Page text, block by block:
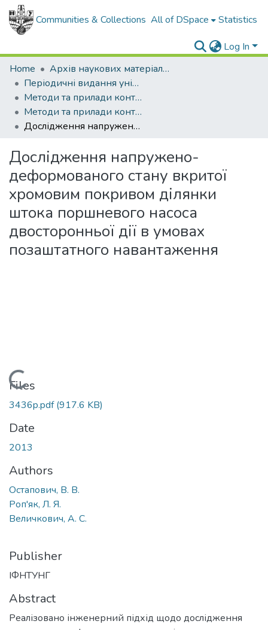
Communities & Collections All of DSpace Statistics
Log In
Home
Архів наукових матеріалів
Періодичні видання університету
Методи та прилади контролю якості
Методи та прилади контролю якості - 2013 - № 31
Дослідження напружено-деформованого стану вкритої хромовим покривом ділянки штока поршневого насоса двосторонньої дії в умовах позаштатного навантаження
Дослідження напружено-
деформованого стану вкритої
хромовим покривом ділянки
штока поршневого насоса
двосторонньої дії в умовах
позаштатного навантаження
Loading...
Files
3436p.pdf(917.6 KB)
Date
2013
Authors
Остапович, В. В.
Роп'як, Л. Я.
Величкович, А. С.
Publisher
ІФНТУНГ
Abstract
Реалізовано інженерний підхід щодо дослідження